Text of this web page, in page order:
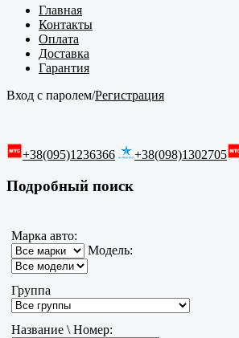
Главная
Контакты
Оплата
Доставка
Гарантия
Вход с паролем/Регистрация
+38(095)1236366 +38(098)1302705
Подробный поиск
Марка авто:
Модель:
Группа
Название \ Номер: